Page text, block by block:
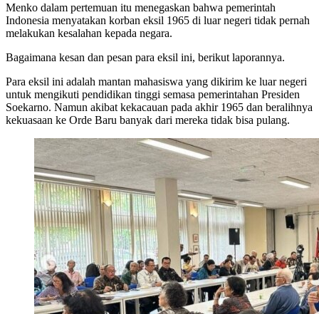
Menko dalam pertemuan itu menegaskan bahwa pemerintah
Indonesia menyatakan korban eksil 1965 di luar negeri tidak pernah
melakukan kesalahan kepada negara.
Bagaimana kesan dan pesan para eksil ini, berikut laporannya.
Para eksil ini adalah mantan mahasiswa yang dikirim ke luar negeri
untuk mengikuti pendidikan tinggi semasa pemerintahan Presiden
Soekarno. Namun akibat kekacauan pada akhir 1965 dan beralihnya
kekuasaan ke Orde Baru banyak dari mereka tidak bisa pulang.